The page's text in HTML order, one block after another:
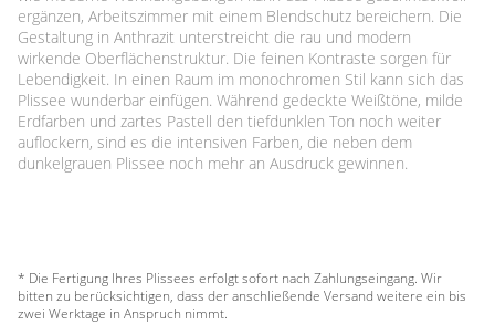
ergänzen, Arbeitszimmer mit einem Blendschutz bereichern. Die
Gestaltung in Anthrazit unterstreicht die rau und modern
wirkende Oberflächenstruktur. Die feinen Kontraste sorgen für
Lebendigkeit. In einen Raum im monochromen Stil kann sich das
Plissee wunderbar einfügen. Während gedeckte Weißtöne, milde
Erdfarben und zartes Pastell den tiefdunklen Ton noch weiter
auflockern, sind es die intensiven Farben, die neben dem
dunkelgrauen Plissee noch mehr an Ausdruck gewinnen.
* Die Fertigung Ihres Plissees erfolgt sofort nach Zahlungseingang. Wir
bitten zu berücksichtigen, dass der anschließende Versand weitere ein bis
zwei Werktage in Anspruch nimmt.